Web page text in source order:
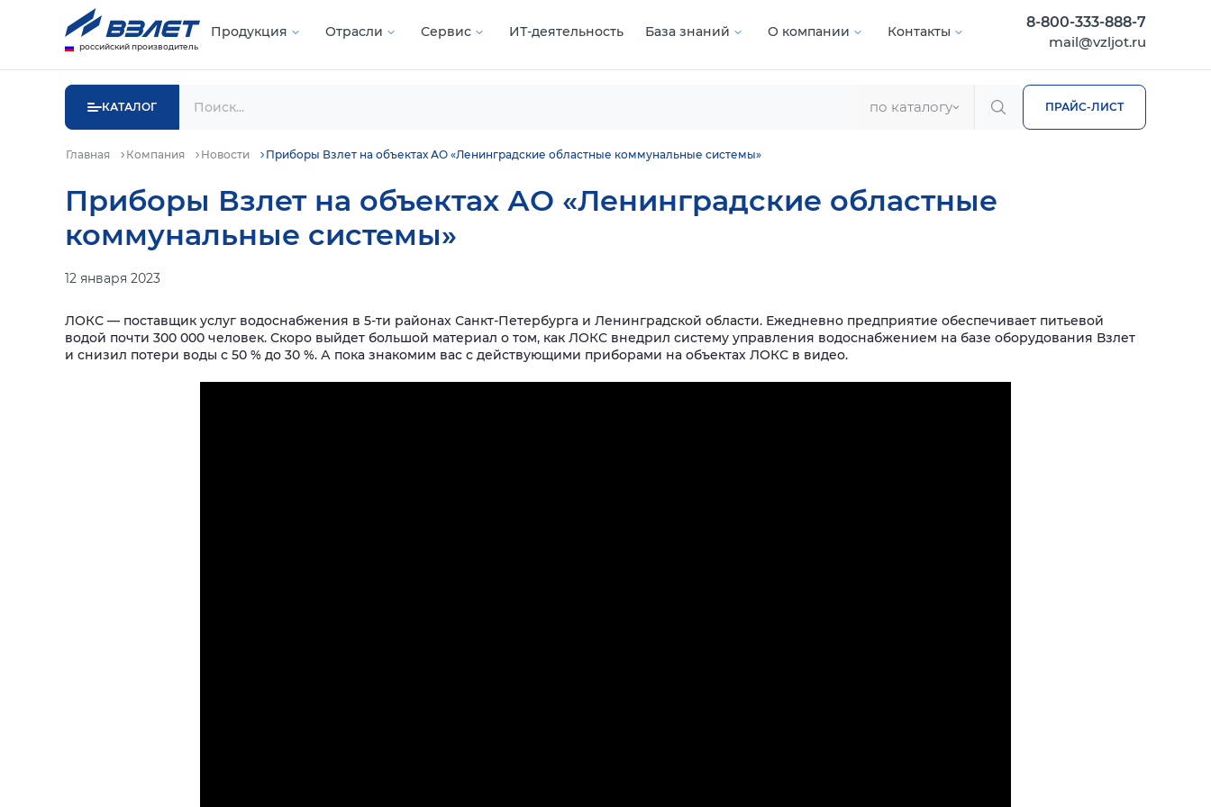
российский производитель
Продукция Отрасли Сервис ИТ-деятельность База знаний О компании Контакты
8-800-333-888-7
mail@vzljot.ru
КАТАЛОГ по каталогу ПРАЙС-ЛИСТ
Главная Компания Новости Приборы Взлет на объектах АО «Ленинградские областные коммунальные системы»
Приборы Взлет на объектах АО «Ленинградские областные
коммунальные системы»
12 января 2023
ЛОКС — поставщик услуг водоснабжения в 5-ти районах Санкт-Петербурга и Ленинградской области. Ежедневно предприятие обеспечивает питьевой
водой почти 300 000 человек. Скоро выйдет большой материал о том, как ЛОКС внедрил систему управления водоснабжением на базе оборудования Взлет
и снизил потери воды с 50 % до 30 %. А пока знакомим вас с действующими приборами на объектах ЛОКС в видео.